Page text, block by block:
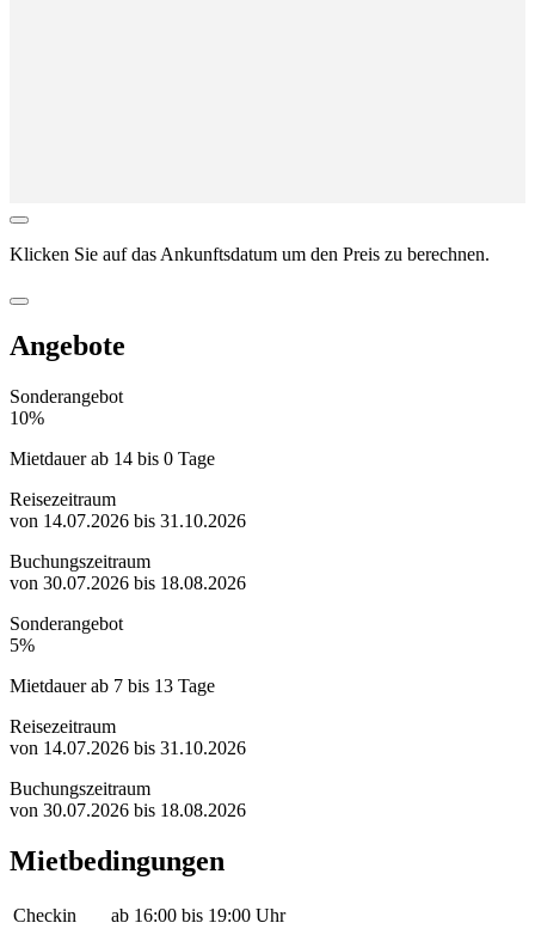
Klicken Sie auf das Ankunftsdatum um den Preis zu berechnen.
Angebote
Sonderangebot
10%
Mietdauer ab 14 bis 0 Tage
Reisezeitraum
von 14.07.2026 bis 31.10.2026
Buchungszeitraum
von 30.07.2026 bis 18.08.2026
Sonderangebot
5%
Mietdauer ab 7 bis 13 Tage
Reisezeitraum
von 14.07.2026 bis 31.10.2026
Buchungszeitraum
von 30.07.2026 bis 18.08.2026
Mietbedingungen
Checkin
ab 16:00 bis 19:00 Uhr